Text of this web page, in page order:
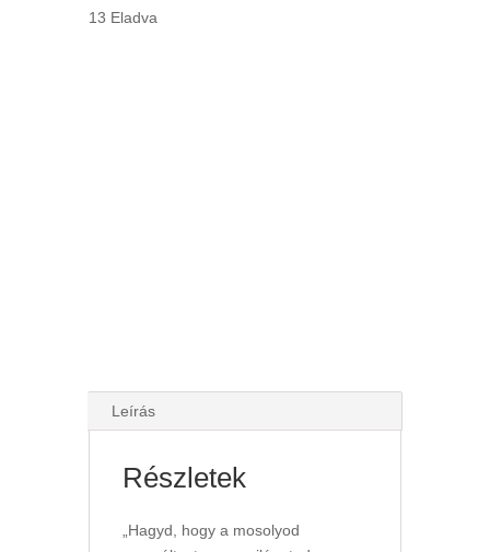
13 Eladva
Leírás
Részletek
„Hagyd, hogy a mosolyod